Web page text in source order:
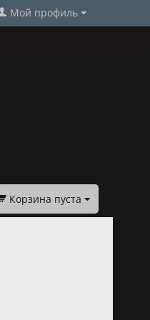
Мой профиль
Корзина пуста